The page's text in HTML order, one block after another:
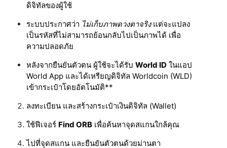
ดิจิทัลของผู้ใช้
ระบบประกาศว่า ไม่เก็บภาพดวงตาจริงแต่จะแปลง
เป็นรหัสที่ไม่สามารถย้อนกลับไปเป็นภาพได้ เพื่อ
ความปลอดภัย
หลังจากยืนยันตัวตน ผู้ใช้จะได้รับWorld ID ในแอป
World App และได้เหรียญดิจิทัล Worldcoin (WLD)
เข้ากระเป๋าโดยอัตโนมัติ**
ลงทะเบียน และสร้างกระเป๋าเงินดิจิทัล (Wallet)
ใช้ฟีเจอร์ Find ORB เพื่อค้นหาจุดสแกนใกล้คุณ
ไปที่จุดสแกน และยืนยันตัวตนด้วยม่านตา